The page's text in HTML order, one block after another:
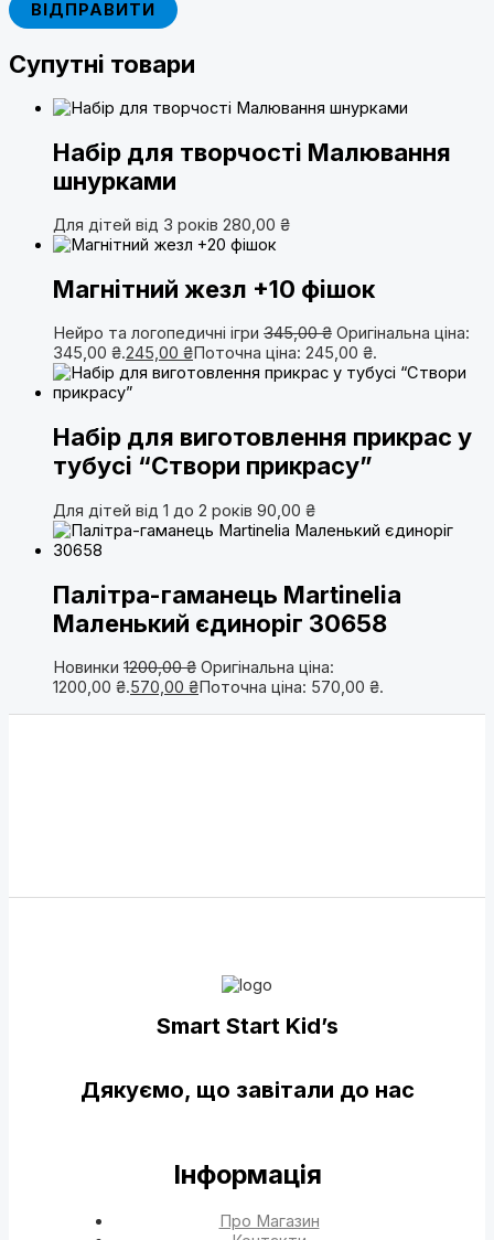
Супутні товари
Набір для творчості Малювання
шнурками
Для дітей від 3 років 280,00 ₴
Магнітний жезл +10 фішок
Нейро та логопедичні ігри 345,00₴ Оригінальна ціна:
345,00 ₴.245,00 ₴Поточна ціна: 245,00 ₴.
Набір для виготовлення прикрас у
тубусі “Створи прикрасу”
Для дітей від 1 до 2 років 90,00 ₴
Палітра-гаманець Martinelia
Маленький єдиноріг 30658
Новинки 1200,00₴ Оригінальна ціна:
1200,00 ₴.570,00 ₴Поточна ціна: 570,00 ₴.
Smart Start Kid’s
Дякуємо, що завітали до нас
Інформація
Про Магазин